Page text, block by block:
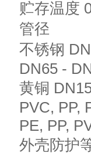
贮存温度
管径
不锈钢
DN65 -
黄铜
PVC, PP,
PE, PP,
外壳防护